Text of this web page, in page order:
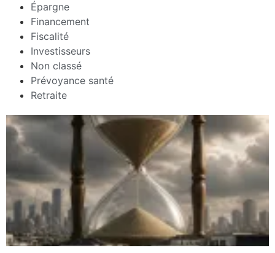
Épargne
Financement
Fiscalité
Investisseurs
Non classé
Prévoyance santé
Retraite